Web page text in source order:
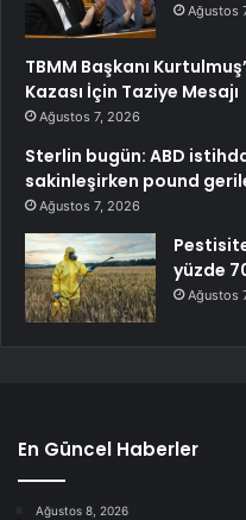
Ağustos
TBMM Başkanı
Kazası İçin Taziye Mesajı
Ağustos 7, 2026
Sterlin bugün: ABD
sakinleşirken pound
Ağustos 7, 2026
yüzde
Ağustos
En Güncel Haberler
Ağustos 8, 2026